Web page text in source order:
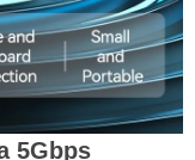
5Gbps